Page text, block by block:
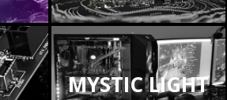
MYSTIC LIGHT